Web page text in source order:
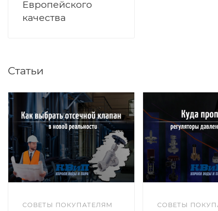
Европейского
качества
Статьи
СОВЕТЫ ПОКУПАТЕЛЯМ
СОВЕТЫ